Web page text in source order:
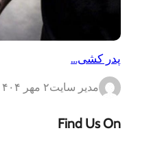
پدر کشی…
مدیر سایت۲ مهر ۱۴۰۴
Find Us On